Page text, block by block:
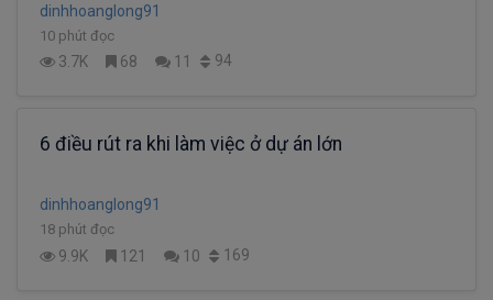
dinhhoanglong91
10 phút đọc
3.7K 68 11 94
6 điều rút ra khi làm việc ở dự án lớn
dinhhoanglong91
18 phút đọc
9.9K 121 10 169